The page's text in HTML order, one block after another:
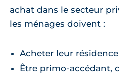
achat dans le secteur
les ménages doivent :
Acheter leur
Être primo-accédant,